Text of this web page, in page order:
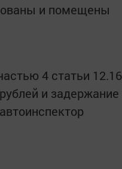
и помещены
4 статьи 12.16
и задержание